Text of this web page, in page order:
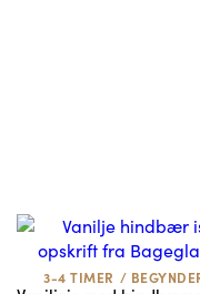
3-4 TIMER /